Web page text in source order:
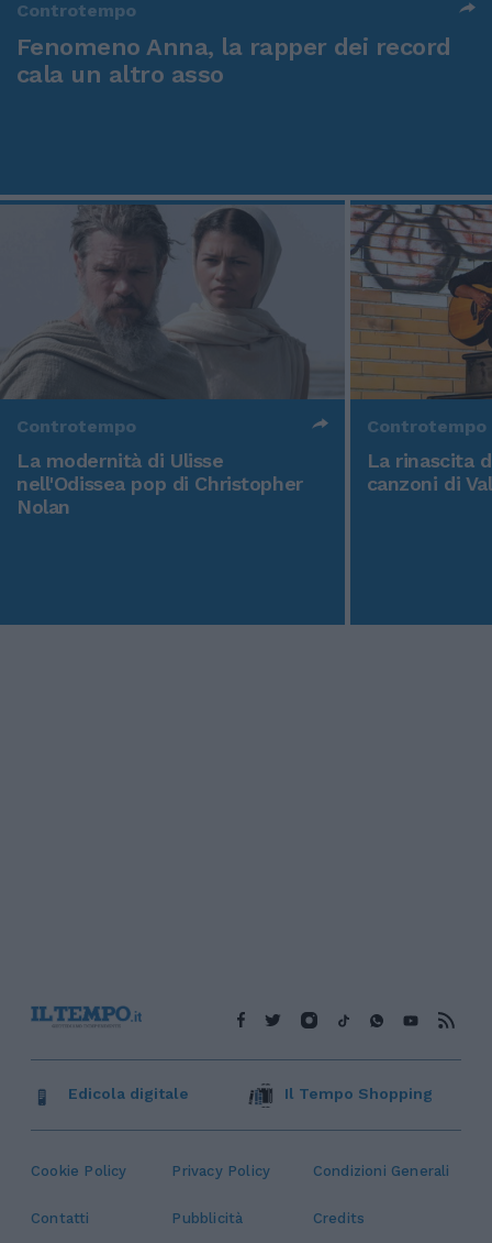
Controtempo
Fenomeno Anna, la rapper dei record
cala un altro asso
Controtempo
La modernità di Ulisse
nell'Odissea pop di Christopher
Nolan
Controtempo
La rinascita
canzoni di
Cookie Policy Privacy Policy Condizioni Generali
Contatti Pubblicità
Credits
Edicola digitale Il Tempo Shopping